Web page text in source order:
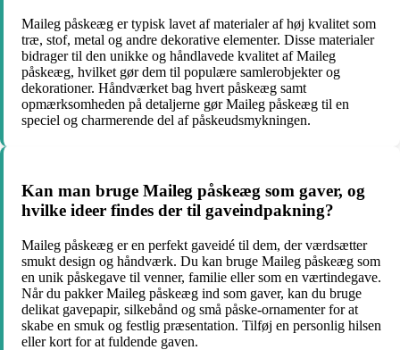
Maileg påskeæg er typisk lavet af materialer af høj kvalitet som
træ, stof, metal og andre dekorative elementer. Disse materialer
bidrager til den unikke og håndlavede kvalitet af Maileg
påskeæg, hvilket gør dem til populære samlerobjekter og
dekorationer. Håndværket bag hvert påskeæg samt
opmærksomheden på detaljerne gør Maileg påskeæg til en
speciel og charmerende del af påskeudsmykningen.
Kan man bruge Maileg påskeæg som gaver, og
hvilke ideer findes der til gaveindpakning?
Maileg påskeæg er en perfekt gaveidé til dem, der værdsætter
smukt design og håndværk. Du kan bruge Maileg påskeæg som
en unik påskegave til venner, familie eller som en værtindegave.
Når du pakker Maileg påskeæg ind som gaver, kan du bruge
delikat gavepapir, silkebånd og små påske-ornamenter for at
skabe en smuk og festlig præsentation. Tilføj en personlig hilsen
eller kort for at fuldende gaven.